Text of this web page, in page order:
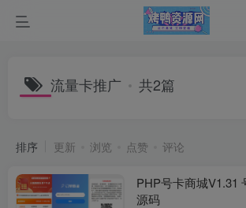
流量卡推广 共2篇
排序 更新 浏览 点赞 评论
PHP号卡商城V1.31
源码